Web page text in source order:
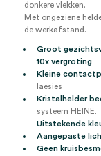
donkere vlekken.
Met ongeziene
de werkafstand.
Groot
10x vergroting
Kleine
laesies
Kristalhelder
systeem HEINE.
Uitstekende
Aangepaste
Geen